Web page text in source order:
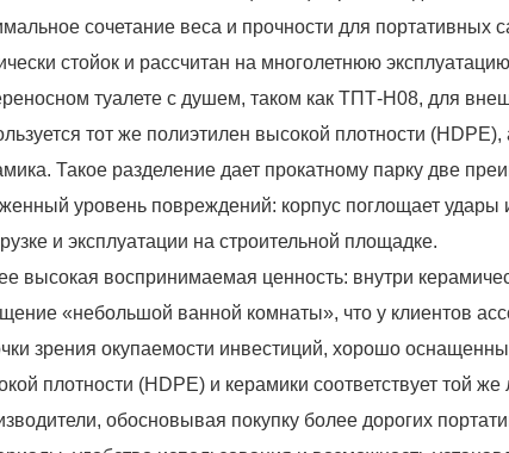
сочетание веса и прочности для портативных
стойок и рассчитан на многолетнюю
туалете с душем, таком как ТПТ-H08, для
тот же полиэтилен высокой плотности
Такое разделение дает прокатному парку две
уровень повреждений: корпус поглощает удары
и эксплуатации на строительной площадке.
высокая воспринимаемая ценность: внутри
«небольшой ванной комнаты», что у клиентов
зрения окупаемости инвестиций, хорошо
плотности (HDPE) и керамики соответствует той
обосновывая покупку более дорогих